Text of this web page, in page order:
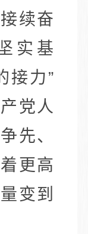
续奋
实基
接力”
党人
先、
更高
变到